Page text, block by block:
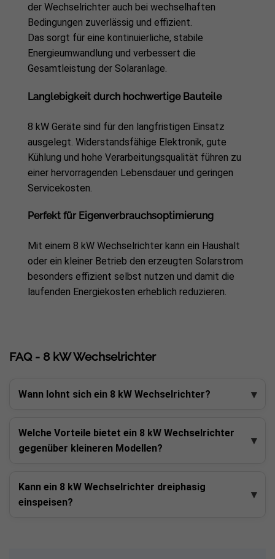
der Wechselrichter auch bei wechselhaften
Bedingungen zuverlässig und effizient.
Das sorgt für eine kontinuierliche, stabile
Energieumwandlung und verbessert die
Gesamtleistung der Solaranlage.
Langlebigkeit durch hochwertige Bauteile
8 kW Geräte sind für den langfristigen Einsatz
ausgelegt. Widerstandsfähige Elektronik, gute
Kühlung und hohe Verarbeitungsqualität führen zu
einer hervorragenden Lebensdauer und geringen
Servicekosten.
Perfekt für Eigenverbrauchsoptimierung
Mit einem 8 kW Wechselrichter kann ein Haushalt
oder ein kleiner Betrieb den erzeugten Solarstrom
besonders effizient selbst nutzen und damit die
laufenden Energiekosten erheblich reduzieren.
FAQ - 8 kW Wechselrichter
Wann lohnt sich ein 8 kW Wechselrichter?
Welche Vorteile bietet ein 8 kW Wechselrichter
gegenüber kleineren Modellen?
Kann ein 8 kW Wechselrichter dreiphasig
einspeisen?